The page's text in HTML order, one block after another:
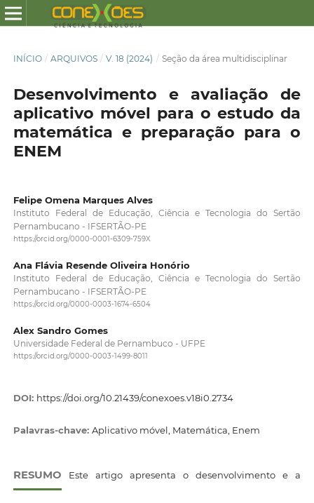
INÍCIO / ARQUIVOS / V. 18 (2024) / Seção da área multidisciplinar
Desenvolvimento e avaliação de
aplicativo móvel para o estudo da
matemática e preparação para o
ENEM
Felipe Omena Marques Alves
Instituto Federal de Educação, Ciência e Tecnologia do Sertão
Pernambucano - IFSERTÃO-PE
https://orcid.org/0000-0001-6309-759X
Ana Flávia Resende Oliveira Honório
Instituto Federal de Educação, Ciência e Tecnologia do Sertão
Pernambucano - IFSERTÃO-PE
https://orcid.org/0000-0003-1674-6504
Alex Sandro Gomes
Universidade Federal de Pernambuco - UFPE
https://orcid.org/0000-0003-1499-8011
DOI: https://doi.org/10.21439/conexoes.v18i0.2734
Palavras-chave: Aplicativo móvel, Matemática, Enem
RESUMO Este artigo apresenta o desenvolvimento e a